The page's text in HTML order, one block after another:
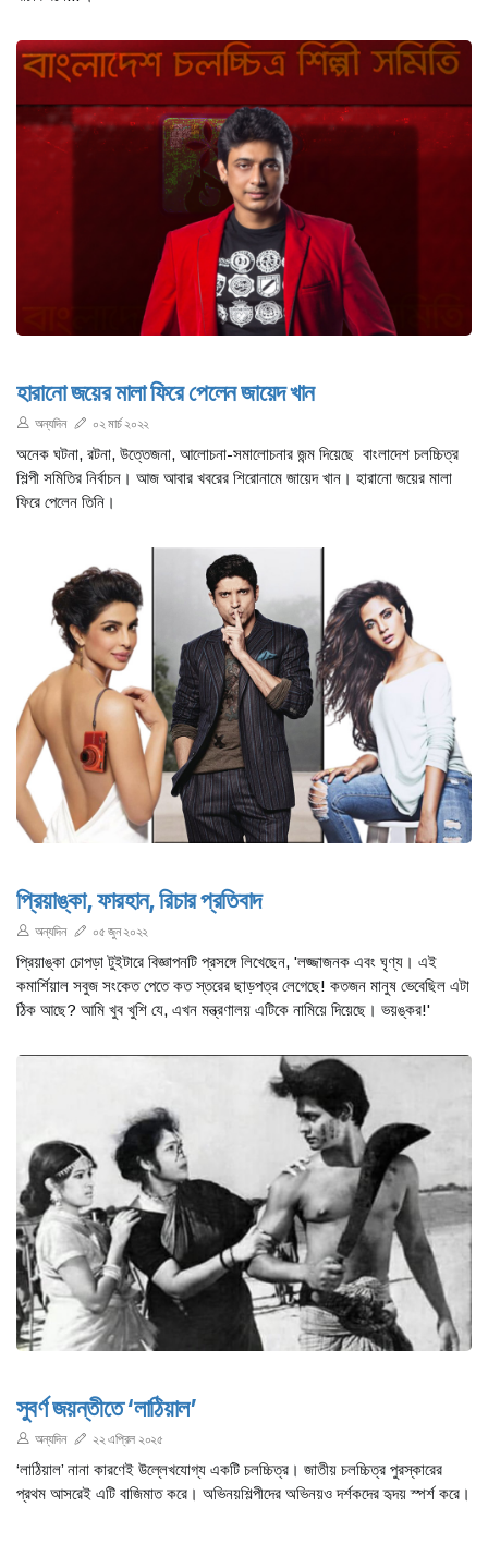
হারানো জয়ের মালা ফিরে পেলেন জায়েদ খান
অন্যদিন ০২ মার্চ ২০২২
অনেক ঘটনা, রটনা, উত্তেজনা, আলোচনা-সমালোচনার জন্ম দিয়েছে বাংলাদেশ চলচ্চিত্র
শিল্পী সমিতির নির্বাচন। আজ আবার খবরের শিরোনামে জায়েদ খান। হারানো জয়ের মালা
ফিরে পেলেন তিনি।
প্রিয়াঙ্কা, ফারহান, রিচার প্রতিবাদ
অন্যদিন ০৫ জুন ২০২২
প্রিয়াঙ্কা চোপড়া টুইটারে বিজ্ঞাপনটি প্রসঙ্গে লিখেছেন, ‌'লজ্জাজনক এবং ঘৃণ্য। এই
কমার্শিয়াল সবুজ সংকেত পেতে কত স্তরের ছাড়পত্র লেগেছে! কতজন মানুষ ভেবেছিল এটা
ঠিক আছে? আমি খুব খুশি যে, এখন মন্ত্রণালয় এটিকে নামিয়ে দিয়েছে। ভয়ঙ্কর!'
সুবর্ণ জয়ন্তীতে ‘লাঠিয়াল’
অন্যদিন ২২ এপ্রিল ২০২৫
‘লাঠিয়াল’ নানা কারণেই উল্লেখযোগ্য একটি চলচ্চিত্র। জাতীয় চলচ্চিত্র পুরস্কারের
প্রথম আসরেই এটি বাজিমাত করে। অভিনয়শিল্পীদের অভিনয়ও দর্শকদের হৃদয় স্পর্শ করে।